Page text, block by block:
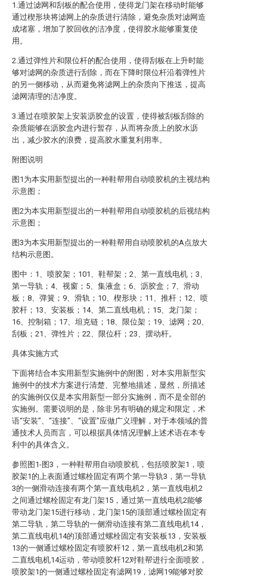
1.通过滤网和刮板的配合使用，使得龙门架在移动时能够
通过楔形块将滤网上的杂质进行清除，避免杂质对滤网造
成堵塞，增加了胶回收的洁净度，使得胶水能够重复使
用。
2.通过弹性片和限位杆的配合使用，使得刮板在上升时能
够对滤网的杂质进行刮除，而在下降时限位杆沿着弹性片
的另一侧移动，从而避免将滤网上的杂质向下推送，提高
滤网清理的洁净度。
3.通过在喷胶架上安装沥胶盒的设置，使得被刮板刮除的
杂质能够在沥胶盒内进行暂存，从而将杂质上的胶水沥
出，减少胶水的浪费，提高胶水重复利用率。
附图说明
图1为本实用新型提出的一种鞋帮用自动喷胶机的主视结构
示意图；
图2为本实用新型提出的一种鞋帮用自动喷胶机的后视结构
示意图；
图3为本实用新型提出的一种鞋帮用自动喷胶机的A点放大
结构示意图。
图中：1、喷胶架；101、鞋帮架；2、第一直线电机；3、
第一导轨；4、视窗；5、集液盒；6、沥胶盒；7、滑动
板；8、弹簧；9、滑轨；10、楔形块；11、推杆；12、喷
胶杆；13、安装板；14、第二直线电机；15、龙门架；
16、控制箱；17、坦克链；18、限位架；19、滤网；20、
刮板；21、弹性片；22、限位杆；23、摆动杆。
具体实施方式
下面将结合本实用新型实施例中的附图，对本实用新型实
施例中的技术方案进行清楚、完整地描述，显然，所描述
的实施例仅仅是本实用新型一部分实施例，而不是全部的
实施例。需要说明的是，除非另有明确的规定和限定，术
语“安装”、“连接”、“设置”应做广义理解，对于本领域的普
通技术人员而言，可以根据具体情况理解上述术语在本专
利中的具体含义。
参照图1-图3，一种鞋帮用自动喷胶机，包括喷胶架1，喷
胶架1的上表面通过螺栓固定有两个第一导轨3，第一导轨
3的一侧滑动连接有两个第一直线电机2，第一直线电机2
之间通过螺栓固定有龙门架15，通过第一直线电机2能够
带动龙门架15进行移动，龙门架15的顶部通过螺栓固定有
第二导轨，第二导轨的一侧滑动连接有第二直线电机14，
第二直线电机14的顶部通过螺栓固定有安装板13，安装板
13的一侧通过螺栓固定有喷胶杆12，第一直线电机2和第
二直线电机14运动，带动喷胶杆12对鞋帮进行全面喷胶，
喷胶架1的一侧通过螺栓固定有滤网19，滤网19能够对胶